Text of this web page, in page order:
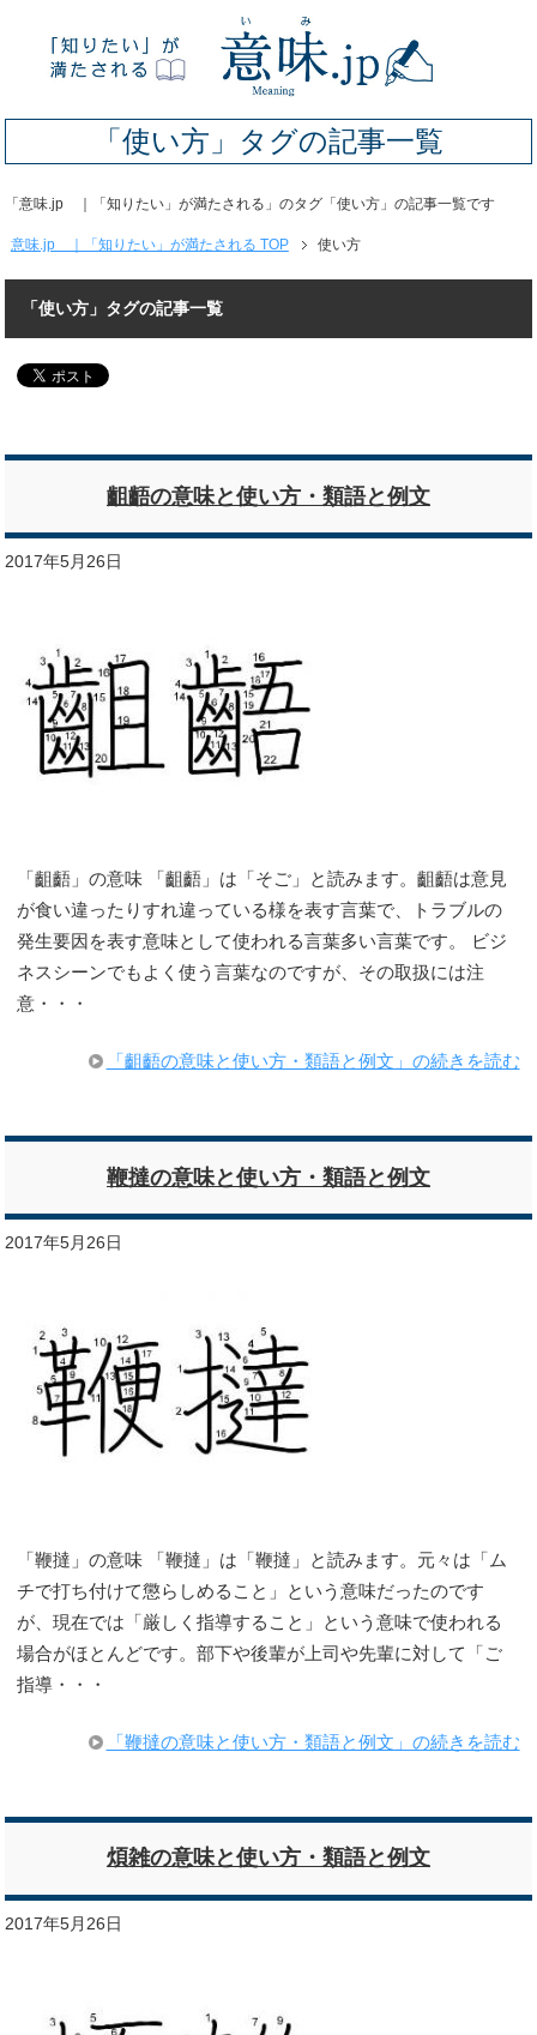
「使い方」タグの記事一覧
「意味.jp ｜「知りたい」が満たされる」のタグ「使い方」の記事一覧です
意味.jp ｜「知りたい」が満たされる TOP 使い方
「使い方」タグの記事一覧
齟齬の意味と使い方・類語と例文
2017年5月26日
「齟齬」の意味 「齟齬」は「そご」と読みます。齟齬は意見
が食い違ったりすれ違っている様を表す言葉で、トラブルの
発生要因を表す意味として使われる言葉多い言葉です。 ビジ
ネスシーンでもよく使う言葉なのですが、その取扱には注
意・・・
「齟齬の意味と使い方・類語と例文」の続きを読む
鞭撻の意味と使い方・類語と例文
2017年5月26日
「鞭撻」の意味 「鞭撻」は「鞭撻」と読みます。元々は「ム
チで打ち付けて懲らしめること」という意味だったのです
が、現在では「厳しく指導すること」という意味で使われる
場合がほとんどです。部下や後輩が上司や先輩に対して「ご
指導・・・
「鞭撻の意味と使い方・類語と例文」の続きを読む
煩雑の意味と使い方・類語と例文
2017年5月26日